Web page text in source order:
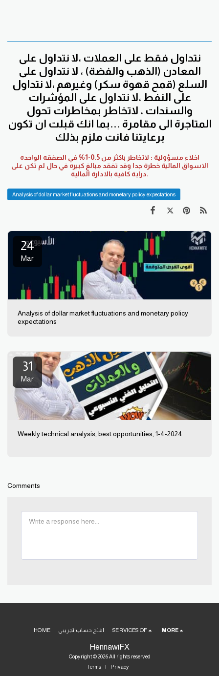
نتداول فقط على العملات ،لا نتداول على
المعادن (الذهب والفضة) ، لا نتداول على
السلع (قمح قهوة سكر) وغيرهم ،لا نتداول
على النفط ،لا نتداول على المؤشرات
والسندات ، لاتخاطر بمخاطرات تحول
المتاجرة الى مقامرة ...بما انك قبلت ان تكون
برعايتنا فانت ملزم بذلك
اخلاء مسؤولية : لاتخاطر باكثر من 0.5-1% في الصفقه الواحده
الاسواق المالية خطرة جدا وقد تفقد مبالغ كبيره في حال لم تكن على
دراية كافية بالادارة المالية.
Analysis of dollar market fluctuations and monetary policy expectations
24
Mar
Analysis of dollar market fluctuations and monetary policy
expectations
31
Mar
Weekly technical analysis, best opportunities, 1-4-2024
Comments
HennawiFX
Copyright © 2026 All rights reserved
Terms| Privacy
HOME افتح حساب تجريبي SERVICES OF MORE